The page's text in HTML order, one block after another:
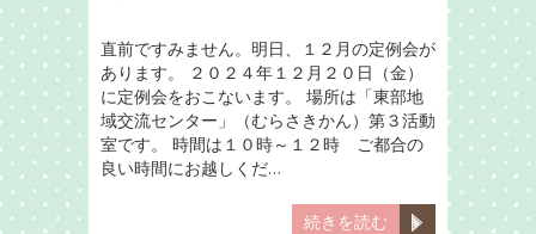
直前ですみません。明日、１２月の定例会が
あります。 ２０２４年１２月２０日（金）
に定例会をおこないます。 場所は「東部地
域交流センター」（むらさきかん）第３活動
室です。 時間は１０時～１２時 ご都合の
良い時間にお越しくだ…
続きを読む